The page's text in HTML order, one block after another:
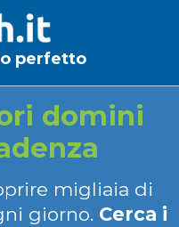
perfetto
domini
migliaia di
giorno. Cerca i